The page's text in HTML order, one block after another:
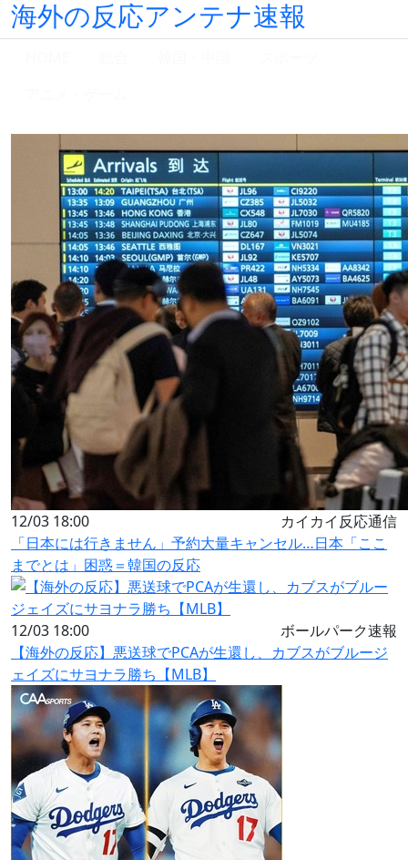
海外の反応アンテナ速報
12/03 18:00
カイカイ反応通信
「日本には行きません」予約大量キャンセル…日本「ここ
までとは」困惑＝韓国の反応
12/03 18:00
ボールパーク速報
【海外の反応】悪送球でPCAが生還し、カブスがブルージ
ェイズにサヨナラ勝ち【MLB】